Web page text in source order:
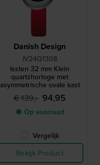
Danish Design
IV24Q1308
Issten 32 mm Klein
quartzhorloge met
asymmetrische ovale kast
€ 139,- 94,95
● Op voorraad
Vergelijk
Bekijk Product